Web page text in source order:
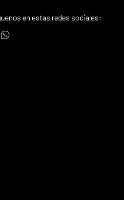
en estas redes sociales: